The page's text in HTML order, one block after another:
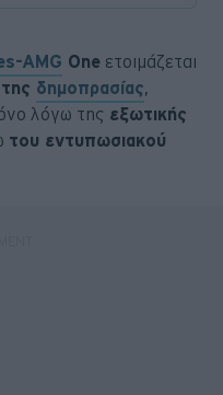
AMG One ετοιμάζεται
δημοπρασίας,
λόγω της εξωτικής
του εντυπωσιακού